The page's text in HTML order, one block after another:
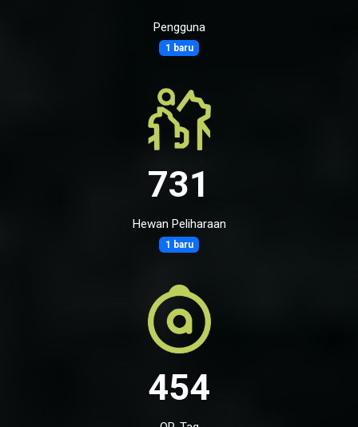
Pengguna
1 baru
731
Hewan Peliharaan
1 baru
454